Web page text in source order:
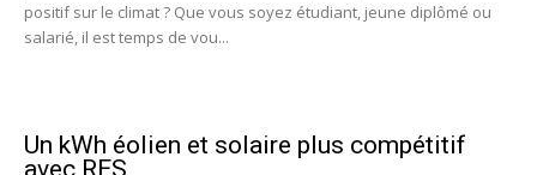
positif sur le climat ? Que vous soyez étudiant, jeune diplômé ou
salarié, il est temps de vou...
Un kWh éolien et solaire plus compétitif